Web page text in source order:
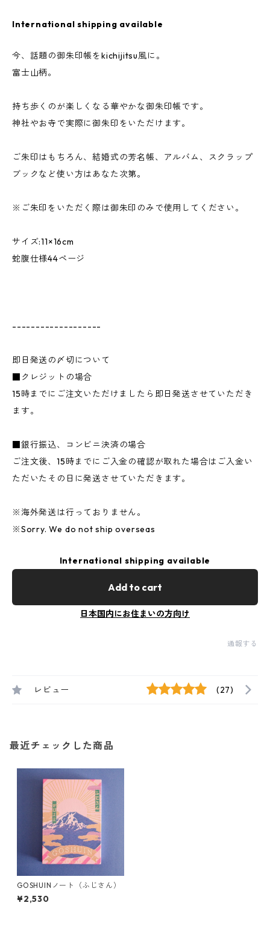
International shipping available
今、話題の御朱印帳をkichijitsu風に。
富士山柄。
持ち歩くのが楽しくなる華やかな御朱印帳です。
神社やお寺で実際に御朱印をいただけます。
ご朱印はもちろん、結婚式の芳名帳、アルバム、スクラップ
ブックなど使い方はあなた次第。
※ご朱印をいただく際は御朱印のみで使用してください。
サイズ:11×16cm
蛇腹仕様44ページ
-------------------
即日発送の〆切について
■クレジットの場合
15時までにご注文いただけましたら即日発送させていただき
ます。
■銀行振込、コンビニ決済の場合
ご注文後、15時までにご入金の確認が取れた場合はご入金い
ただいたその日に発送させていただきます。
※海外発送は行っておりません。
※Sorry. We do not ship overseas
International shipping available
Add to cart
日本国内にお住まいの方向け
通報する
レビュー (27)
最近チェックした商品
GOSHUINノート（ふじさん）
¥2,530